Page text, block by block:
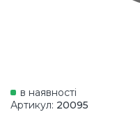
в наявності
Артикул: 20095